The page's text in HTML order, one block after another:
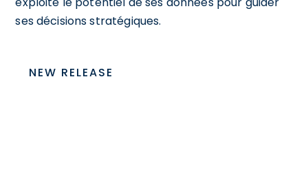
ses décisions stratégiques.
NEW RELEASE